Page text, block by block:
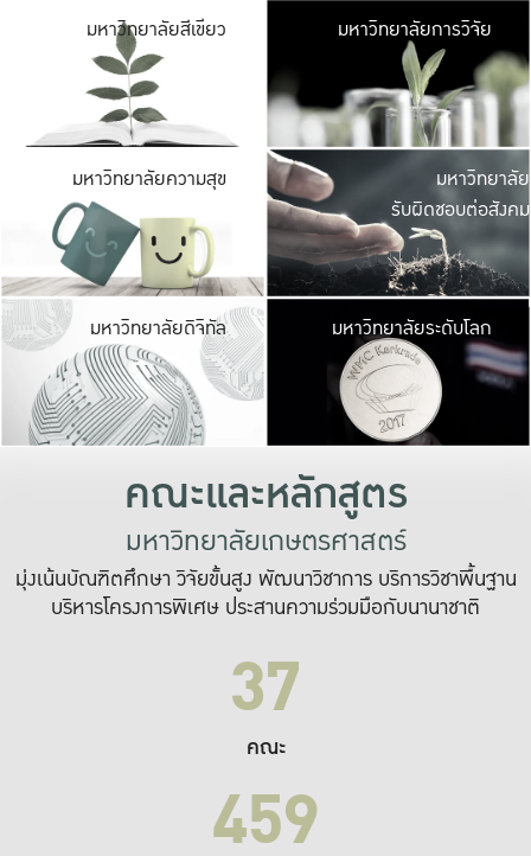
มหาวิทยาลัยสีเขียว มหาวิ
มีพื้นที่เขียวสดใส
เป็นป่าในเมือง เกษต
มหาวิทยาลัยการวิจัย
มหาวิทยาลัยความสุข มหาวิ
ค
เปิดประ
และพบเรื่องราวใ
มหาวิทยาลัย
รับผิดชอบต่อสังคม
มหาวิทยาลัยดิจิทัล มหาวิ
เปลี่ยนแปลง แล
เพื่อทำง
ระบบสารสนเทศ
มหาวิทยาลัยระดับโลก
คณะและหลักสูตร
มหาวิทยาลัยเกษตรศาสตร์
มุ่งเน้นบัณฑิตศึกษา วิจัยขั้นสูง พัฒนาวิชาการ บริการวิชาพื้นฐาน
บริหารโครงการพิเศษ ประสานความร่วมมือกับนานาชาติ
37
คณะ
459